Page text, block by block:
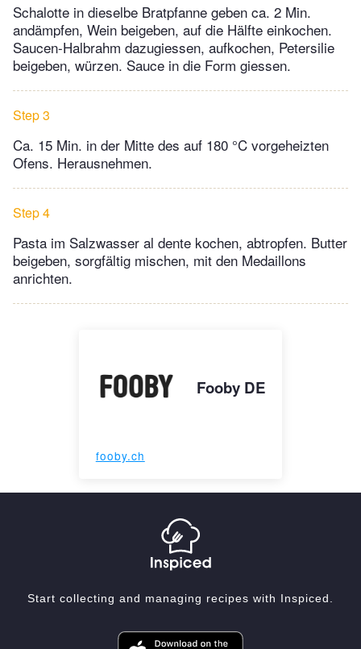
Schalotte in dieselbe Bratpfanne geben ca. 2 Min.
andämpfen, Wein beigeben, auf die Hälfte einkochen.
Saucen-Halbrahm dazugiessen, aufkochen, Petersilie
beigeben, würzen. Sauce in die Form giessen.
Step 3
Ca. 15 Min. in der Mitte des auf 180 °C vorgeheizten
Ofens. Herausnehmen.
Step 4
Pasta im Salzwasser al dente kochen, abtropfen. Butter
beigeben, sorgfältig mischen, mit den Medaillons
anrichten.
Fooby DE
fooby.ch
Start collecting and managing recipes with Inspiced.